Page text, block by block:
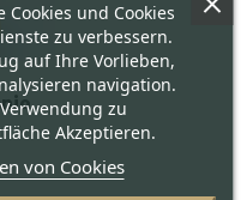
und Cookies
zu verbessern.
auf Ihre Vorlieben,
navigation.
zu
Akzeptieren.
von Cookies